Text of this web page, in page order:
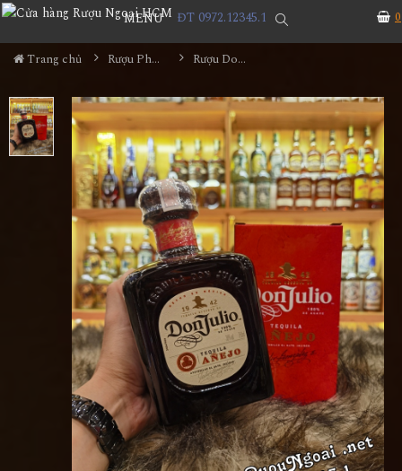
0
MENU ĐT 0972.12345.1
Trang chủ Rượu Pha Chế Rượu Donjulio Anejo